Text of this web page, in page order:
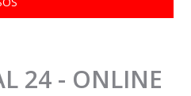
24 - ONLINE